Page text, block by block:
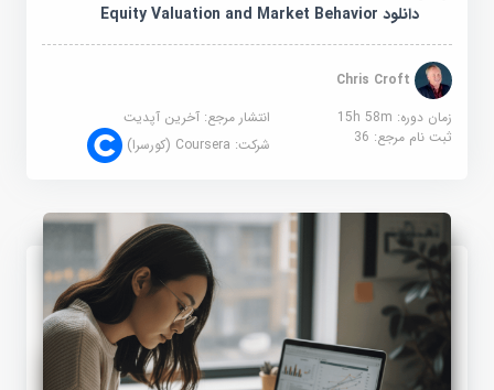
دانلود Equity Valuation and Market Behavior
Chris Croft
زمان دوره: 15h 58m
انتشار مرجع:آخرین آپدیت
ثبت نام مرجع:36 شرکت:Coursera (کورسرا)